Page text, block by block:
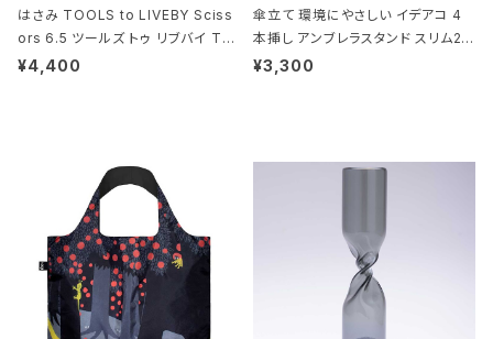
はさみ TOOLS to LIVEBY Sciss
ors 6.5 ツールズ トゥ リブバイ TL
010 シザーズ 6.5 ゴールド
¥4,400
傘立て 環境にやさしい イデアコ 4
本挿し アンブレラスタンド スリム2 i
deaco Umbrella Stand slim2 s
¥3,300